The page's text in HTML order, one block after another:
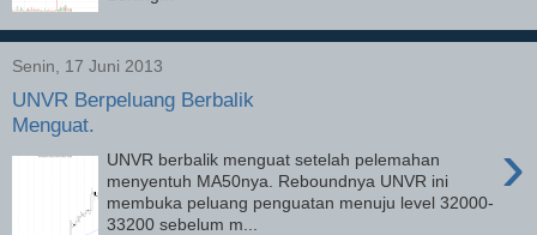
Senin, 17 Juni 2013
UNVR Berpeluang Berbalik
Menguat.
›
UNVR berbalik menguat setelah pelemahan
menyentuh MA50nya. Reboundnya UNVR ini
membuka peluang penguatan menuju level 32000-
33200 sebelum m...